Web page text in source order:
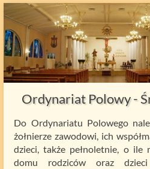
Ordynariat Polowy -
Do Ordynariatu Polowego
żołnierze zawodowi, ich
dzieci, także pełnoletnie, o ile
domu rodziców oraz